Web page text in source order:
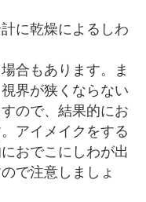
に乾燥によるしわ
合もあります。ま
界が狭くならない
ので、結果的にお
アイメイクをする
おでこにしわが出
で注意しましょ